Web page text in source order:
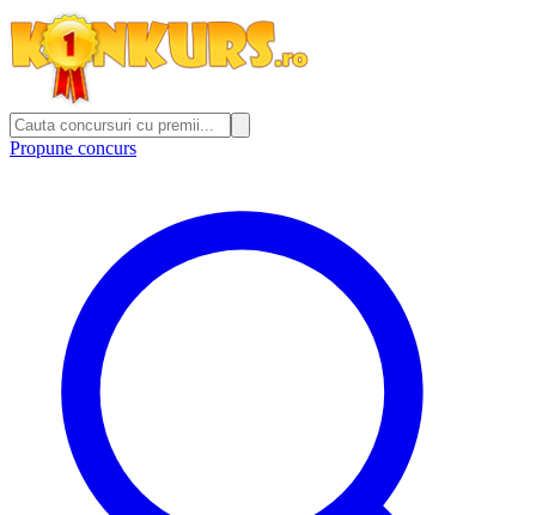
Propune concurs